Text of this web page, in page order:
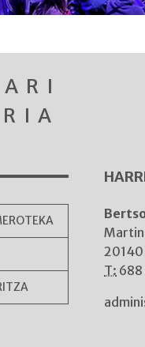
20140
T: 688